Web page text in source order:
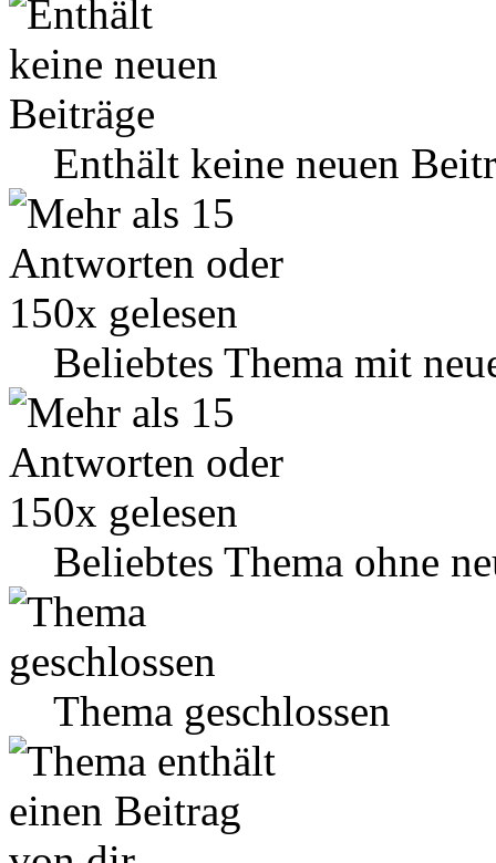
Enthält keine neuen
Beliebtes Thema mit
Beliebtes Thema ohne
Thema geschlossen